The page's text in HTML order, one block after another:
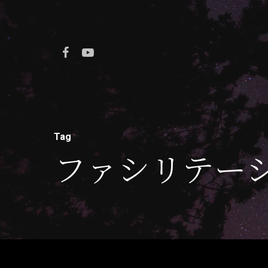
Tag
ファシリテー